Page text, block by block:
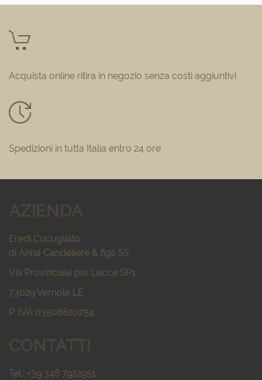
Acquista online ritira in negozio senza costi aggiuntivi
Spedizioni in tutta Italia entro 24 ore
AZIENDA
Eredi Cucugliato
di Anna Candeliere & figli SS
Via Provinciale per Lecce SP1
73029 Vernole LE
P. IVA 03508820754
CONTATTI
Tel.: +39 348 7912951